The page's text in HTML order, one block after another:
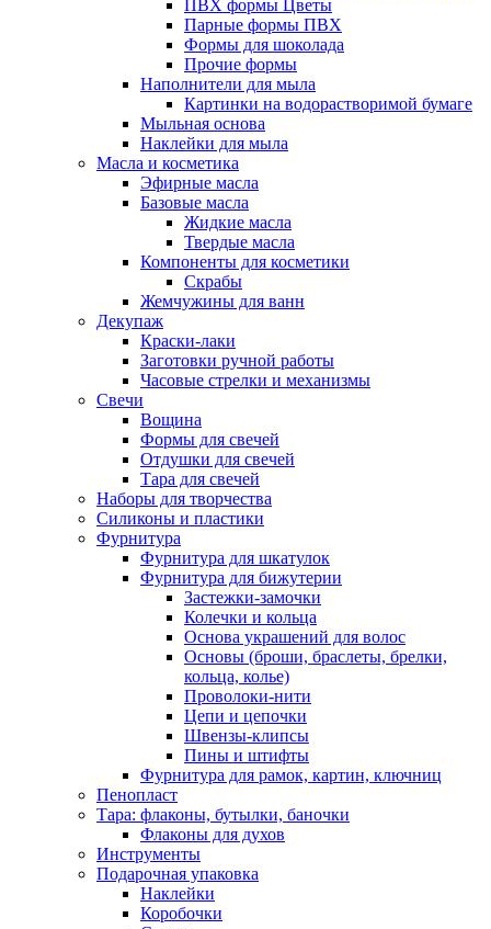
ПВХ формы Цветы
Парные формы ПВХ
Формы для шоколада
Прочие формы
Наполнители для мыла
Картинки на водорастворимой бумаге
Мыльная основа
Наклейки для мыла
Масла и косметика
Эфирные масла
Базовые масла
Жидкие масла
Твердые масла
Компоненты для косметики
Скрабы
Жемчужины для ванн
Декупаж
Краски-лаки
Заготовки ручной работы
Часовые стрелки и механизмы
Свечи
Вощина
Формы для свечей
Отдушки для свечей
Тара для свечей
Наборы для творчества
Силиконы и пластики
Фурнитура
Фурнитура для шкатулок
Фурнитура для бижутерии
Застежки-замочки
Колечки и кольца
Основа украшений для волос
Основы (броши, браслеты, брелки,
кольца, колье)
Проволоки-нити
Цепи и цепочки
Швензы-клипсы
Пины и штифты
Фурнитура для рамок, картин, ключниц
Пенопласт
Тара: флаконы, бутылки, баночки
Флаконы для духов
Инструменты
Подарочная упаковка
Наклейки
Коробочки